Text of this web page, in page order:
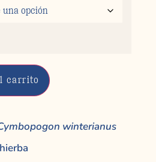
carrito
winterianus